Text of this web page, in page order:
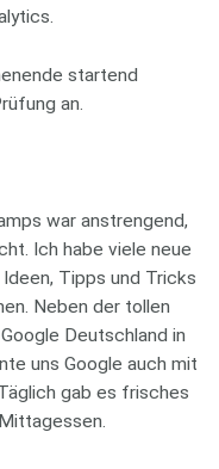
startend
an.
war anstrengend,
Ich habe viele neue
Tipps und Tricks
Neben der tollen
Deutschland in
uns Google auch mit
gab es frisches